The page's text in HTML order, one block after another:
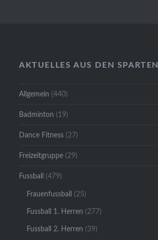
AKTUELLES AUS DEN SPARTEN
Allgemein (440)
Badminton (19)
Dance Fitness (27)
Freizeitgruppe (29)
Fussball (479)
Frauenfussball (25)
Fussball 1. Herren (277)
Fussball 2. Herren (39)